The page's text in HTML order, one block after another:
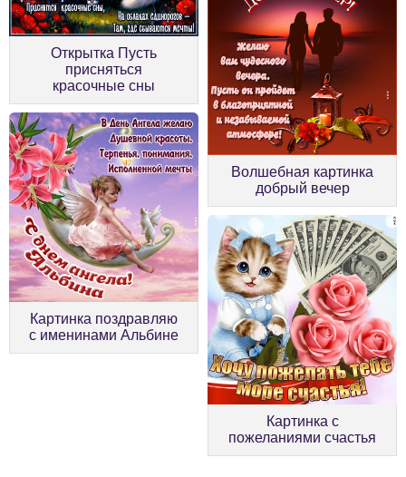
Открытка Пусть
присняться
красочные сны
Волшебная картинка
добрый вечер
Картинка поздравляю
с именинами Альбине
Картинка с
пожеланиями счастья